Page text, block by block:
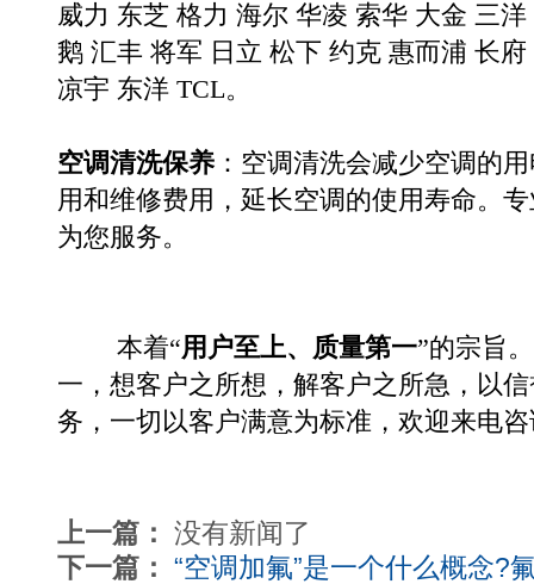
威力 东芝 格力 海尔 华凌 索华 大金 三洋
鹅 汇丰 将军 日立 松下 约克 惠而浦 长府
凉宇 东洋 TCL。
空调清洗保养：空调清洗会减少空调的
用和维修费用，延长空调的使用寿命。
为您服务。
本着“用户至上、质量第一”的宗旨
一，想客户之所想，解客户之所急，以
务 ，一切以客户满意为标准，欢迎来电
上一篇： 没有新闻了
下一篇： “空调加氟”是一个什么概念?